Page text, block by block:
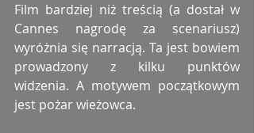
Film bardziej niż treścią (a dostał w
Cannes nagrodę za scenariusz)
wyróżnia się narracją. Ta jest bowiem
prowadzony z kilku punktów
widzenia. A motywem początkowym
jest pożar wieżowca.